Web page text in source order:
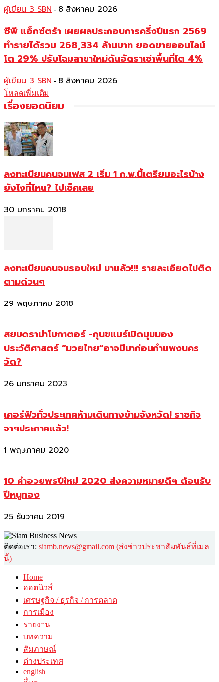
ผู้เขียน 3 SBN - 8 สิงหาคม 2026
ซีพี แอ็กซ์ตร้า เผยผลประกอบการครึ่งปีแรก 2569
ทำรายได้รวม 268,334 ล้านบาท ยอดขายออนไลน์
โต 29% ปรับโฉมสาขาใหม่ดันอัตราเช่าพื้นที่โต 4%
ผู้เขียน 3 SBN - 8 สิงหาคม 2026
โหลดเพิ่มเติม
เรื่องยอดนิยม
ลงทะเบียนคนจนเฟส 2 เริ่ม 1 ก.พ.นี้เตรียมอะไรบ้าง
ยังไงที่ไหน? ไปเช็คเลย
30 มกราคม 2018
ลงทะเบียนคนจนรอบใหม่ มาแล้ว!!! รายละเอียดไปติด
ตามด่วนๆ
29 พฤษภาคม 2018
สยบดราม่าโบกาตอร์ -กุนขแมร์เปิดมุมมอง
ประวัติศาสตร์ “มวยไทย”อาจมีมาก่อนกำแพงนคร
วัด?
26 มกราคม 2023
เคอร์ฟิวทั่วประเทศห้ามเดินทางข้ามจังหวัด! ราชกิจ
จาฯประกาศแล้ว!
1 พฤษภาคม 2020
10 คำอวยพรปีใหม่ 2020 ส่งความหมายดีๆ ต้อนรับ
ปีหนูทอง
25 ธันวาคม 2019
ติดต่อเรา: siamb.news@gmail.com (ส่งข่าวประชาสัมพันธ์ที่เมล
นี้)
Home
ฮอตนิวส์
เศรษฐกิจ / ธุรกิจ / การตลาด
การเมือง
รายงาน
บทความ
สัมภาษณ์
ต่างประเทศ
english